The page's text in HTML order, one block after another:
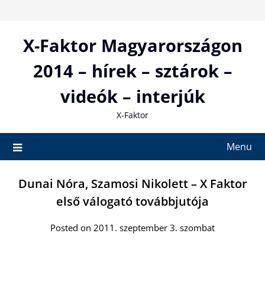
contentX-Faktor Magyarországon
2014 – hírek – sztárok –
videók – interjúk
X-Faktor
Menu
Dunai Nóra, Szamosi Nikolett – X Faktor
első válogató továbbjutója
Posted on 2011. szeptember 3. szombat